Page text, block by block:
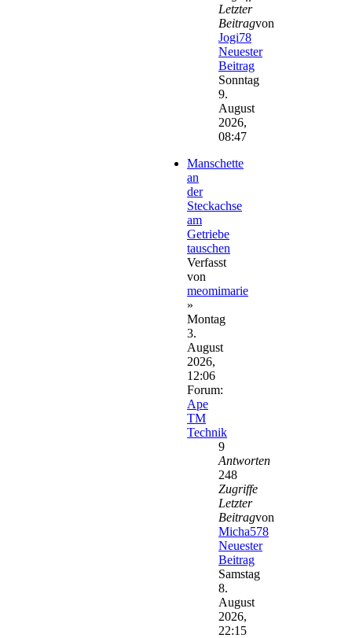
Letzter
Beitragvon
Jogi78
Neuester
Beitrag
Sonntag
9.
August
2026,
08:47
Manschette
an
der
Steckachse
am
Getriebe
tauschen
Verfasst
von
meomimarie
»
Montag
3.
August
2026,
12:06
Forum:
Ape
TM
Technik
9
Antworten
248
Zugriffe
Letzter
Beitragvon
Micha578
Neuester
Beitrag
Samstag
8.
August
2026,
22:15